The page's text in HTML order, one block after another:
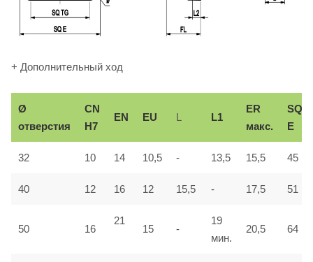
+ Дополнительный ход
Ø
отверстия
СN
H7
EN EU L L1
ER
макс.
SQ
E
32 10 14 10,5 - 13,5 15,5 45
40 12 16 12 15,5 - 17,5 51
50 16
21
15 -
19
мин.
20,5 64